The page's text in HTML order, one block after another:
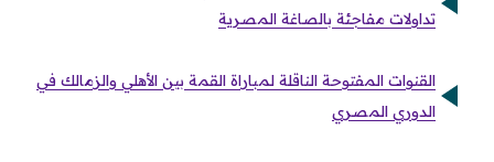
تداولات مفاجئة بالصاغة المصرية
القنوات المفتوحة الناقلة لمباراة القمة بين الأهلي والزمالك في
الدوري المصري